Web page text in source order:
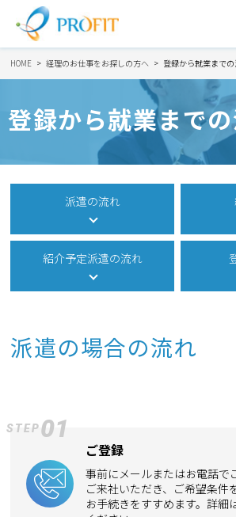
HOME 経理のお仕事をお探しの方へ 登録から就業まで
登録から就業まで
派遣の流れ
紹介予定派遣の流れ
派遣の場合の流れ
STEP01
ご登録
事前にメールまたはお電話で
ご来社いただき、ご希望条件
お手続きをすすめます。詳細